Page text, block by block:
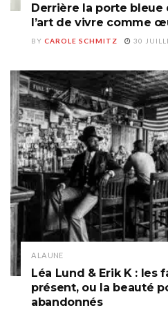
Derrière la porte bleue
l’art de vivre comme
BY CAROLE SCHMITZ 30
A LA UNE
Léa Lund & Erik K : les
présent, ou la beauté
abandonnés